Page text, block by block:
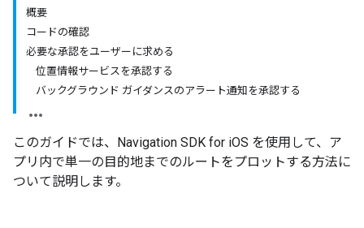
概要
コードの確認
必要な承認をユーザーに求める
位置情報サービスを承認する
バックグラウンド ガイダンスのアラート通知を承認する
このガイドでは、Navigation SDK for iOS を使用して、ア
プリ内で単一の目的地までのルートをプロットする方法に
ついて説明します。